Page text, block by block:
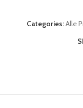
Categories:Alle